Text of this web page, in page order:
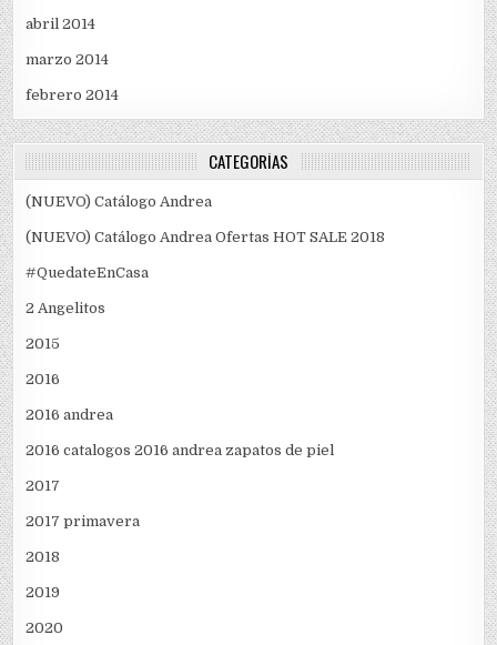
abril 2014
marzo 2014
febrero 2014
CATEGORÍAS
(NUEVO) Catálogo Andrea
(NUEVO) Catálogo Andrea Ofertas HOT SALE 2018
#QuedateEnCasa
2 Angelitos
2015
2016
2016 andrea
2016 catalogos 2016 andrea zapatos de piel
2017
2017 primavera
2018
2019
2020